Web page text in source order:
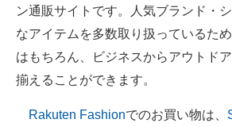
ITの今と未来を見通す
スマホと通信の最新トレンド
進化するPCとデバイスの未来
好きが集まる 比べて選べる
ン通販サイトです。人気ブランド・
なアイテムを多数取り扱っているた
はもちろん、ビジネスからアウトド
揃えることができます。
Rakuten Fashionでのお買い物は、